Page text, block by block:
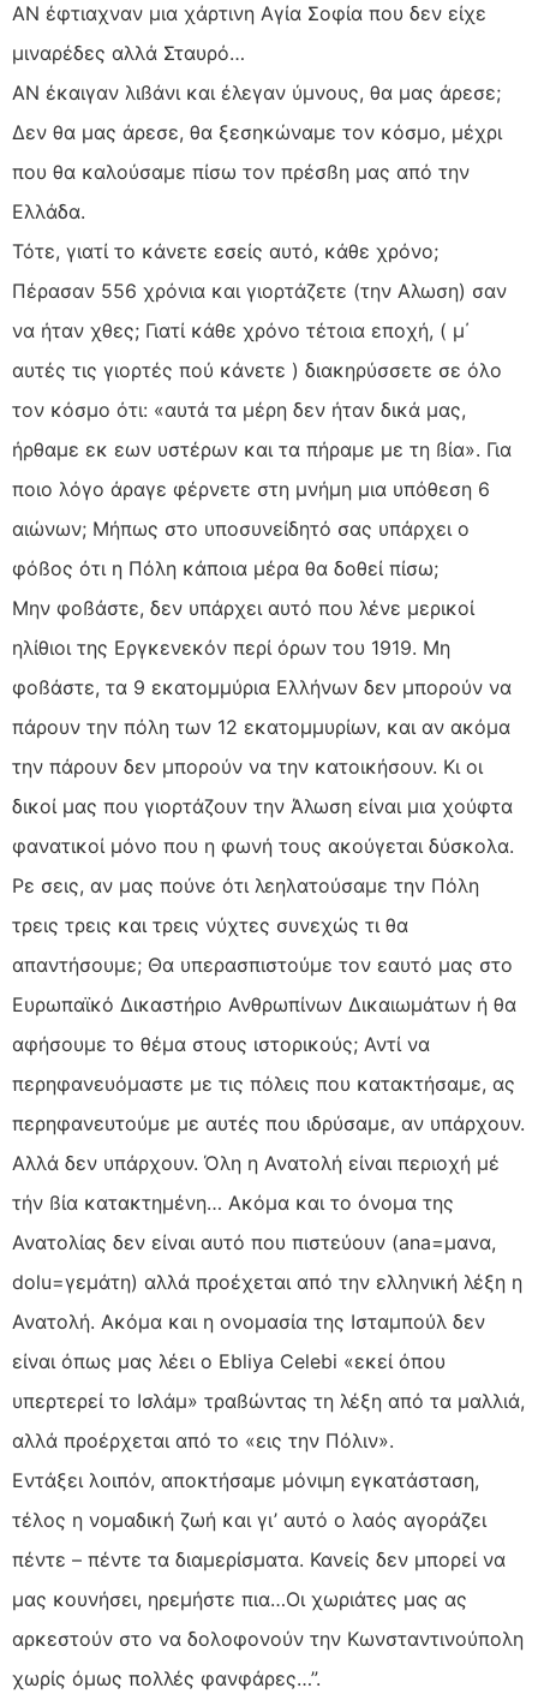
ΑΝ έφτιαχναν µια χάρτινη Αγία Σοφία που δεν είχε
µιναρέδες αλλά Σταυρό…
ΑΝ έκαιγαν λιßάνι και έλεγαν ύµνους, θα µας άρεσε;
Δεν θα µας άρεσε, θα ξεσηκώναµε τον κόσµο, µέχρι
που θα καλούσαµε πίσω τον πρέσßη µας από την
Ελλάδα.
Τότε, γιατί το κάνετε εσείς αυτό, κάθε χρόνο;
Πέρασαν 556 χρόνια και γιορτάζετε (την Αλωση) σαν
να ήταν χθες; Γιατί κάθε χρόνο τέτοια εποχή, ( µ΄
αυτές τις γιορτές πού κάνετε ) διακηρύσσετε σε όλο
τον κόσµο ότι: «αυτά τα µέρη δεν ήταν δικά µας,
ήρθαµε εκ εων υστέρων και τα πήραµε µε τη ßία». Για
ποιο λόγο άραγε φέρνετε στη µνήµη µια υπόθεση 6
αιώνων; Μήπως στο υποσυνείδητό σας υπάρχει ο
φόßος ότι η Πόλη κάποια µέρα θα δοθεί πίσω;
Μην φοßάστε, δεν υπάρχει αυτό που λένε µερικοί
ηλίθιοι της Εργκενεκόν περί όρων του 1919. Μη
φοßάστε, τα 9 εκατοµµύρια Ελλήνων δεν µπορούν να
πάρουν την πόλη των 12 εκατοµµυρίων, και αν ακόµα
την πάρουν δεν µπορούν να την κατοικήσουν. Κι οι
δικοί µας που γιορτάζουν την Άλωση είναι µια χούφτα
φανατικοί µόνο που η φωνή τους ακούγεται δύσκολα.
Ρε σεις, αν µας πούνε ότι λεηλατούσαµε την Πόλη
τρεις τρεις και τρεις νύχτες συνεχώς τι θα
απαντήσουµε; Θα υπερασπιστούµε τον εαυτό µας στο
Ευρωπαϊκό Δικαστήριο Ανθρωπίνων Δικαιωµάτων ή θα
αφήσουµε το θέµα στους ιστορικούς; Αντί να
περηφανευόµαστε µε τις πόλεις που κατακτήσαµε, ας
περηφανευτούµε µε αυτές που ιδρύσαµε, αν υπάρχουν.
Αλλά δεν υπάρχουν. Όλη η Ανατολή είναι περιοχή µέ
τήν ßία κατακτηµένη… Ακόµα και το όνοµα της
Ανατολίας δεν είναι αυτό που πιστεύουν (ana=µανα,
dolu=γεµάτη) αλλά προέχεται από την ελληνική λέξη η
Ανατολή. Ακόµα και η ονοµασία της Ισταµπούλ δεν
είναι όπως µας λέει ο Ebliya Celebi «εκεί όπου
υπερτερεί το Ισλάµ» τραßώντας τη λέξη από τα µαλλιά,
αλλά προέρχεται από το «εις την Πόλιν».
Εντάξει λοιπόν, αποκτήσαµε µόνιµη εγκατάσταση,
τέλος η νοµαδική ζωή και γι’ αυτό ο λαός αγοράζει
πέντε – πέντε τα διαµερίσµατα. Κανείς δεν µπορεί να
µας κουνήσει, ηρεµήστε πια…Οι χωριάτες µας ας
αρκεστούν στο να δολοφονούν την Κωνσταντινούπολη
χωρίς όµως πολλές φανφάρες…”.